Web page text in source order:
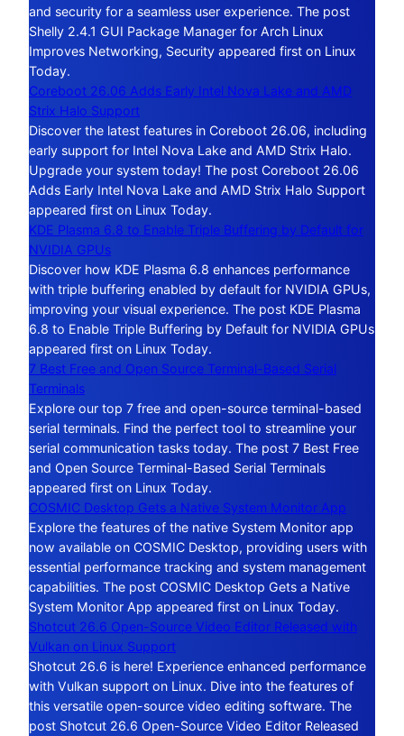
and security for a seamless user experience. The post
Shelly 2.4.1 GUI Package Manager for Arch Linux
Improves Networking, Security appeared first on Linux
Today.
Coreboot 26.06 Adds Early Intel Nova Lake and AMD
Strix Halo Support
Discover the latest features in Coreboot 26.06, including
early support for Intel Nova Lake and AMD Strix Halo.
Upgrade your system today! The post Coreboot 26.06
Adds Early Intel Nova Lake and AMD Strix Halo Support
appeared first on Linux Today.
KDE Plasma 6.8 to Enable Triple Buffering by Default for
NVIDIA GPUs
Discover how KDE Plasma 6.8 enhances performance
with triple buffering enabled by default for NVIDIA GPUs,
improving your visual experience. The post KDE Plasma
6.8 to Enable Triple Buffering by Default for NVIDIA GPUs
appeared first on Linux Today.
7 Best Free and Open Source Terminal-Based Serial
Terminals
Explore our top 7 free and open-source terminal-based
serial terminals. Find the perfect tool to streamline your
serial communication tasks today. The post 7 Best Free
and Open Source Terminal-Based Serial Terminals
appeared first on Linux Today.
COSMIC Desktop Gets a Native System Monitor App
Explore the features of the native System Monitor app
now available on COSMIC Desktop, providing users with
essential performance tracking and system management
capabilities. The post COSMIC Desktop Gets a Native
System Monitor App appeared first on Linux Today.
Shotcut 26.6 Open-Source Video Editor Released with
Vulkan on Linux Support
Shotcut 26.6 is here! Experience enhanced performance
with Vulkan support on Linux. Dive into the features of
this versatile open-source video editing software. The
post Shotcut 26.6 Open-Source Video Editor Released